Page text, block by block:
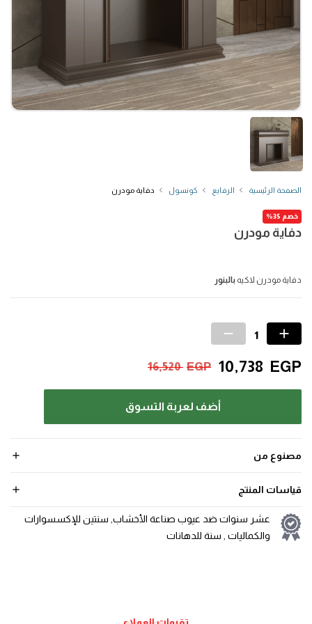
الصفحة الرئيسية الرفايع كونسول دفاية مودرن
دفاية مودرن
خصم 35%
دفاية مودرن لاكيه بالبنور
16,520 EGP 10,738 EGP
أضف لعربة التسوق
مصنوع من
قياسات المنتج
عشر سنوات ضد عيوب صناعة الأخشاب, سنتين للإكسسوارات
والكماليات , سنة للدهانات